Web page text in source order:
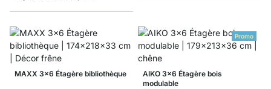
MAXX 3x6 Étagère bibliothèque
Promo
AIKO 3x6 Étagère bois
modulable